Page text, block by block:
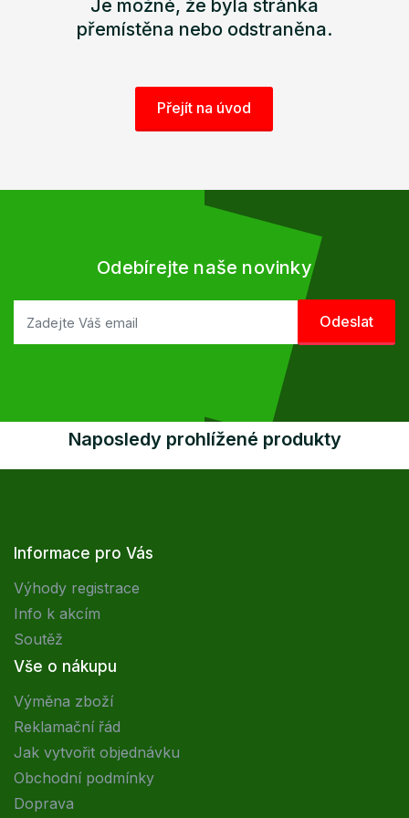
Je možné, že byla stránka
přemístěna nebo odstraněna.
Přejít na úvod
Odebírejte naše novinky
Naposledy prohlížené produkty
Informace pro Vás
Výhody registrace
Info k akcím
Soutěž
Vše o nákupu
Výměna zboží
Reklamační řád
Jak vytvořit objednávku
Obchodní podmínky
Doprava